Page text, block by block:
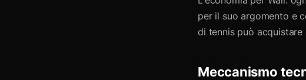
per il suo argomento e
di tennis può acquistare
Meccanismo